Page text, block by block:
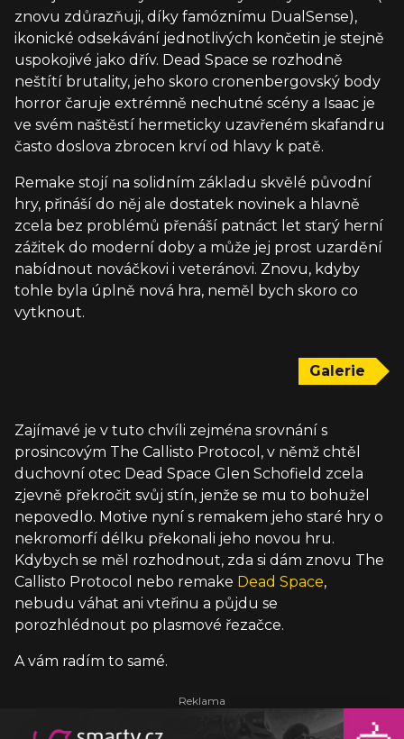
znovu zdůrazňuji, díky famóznímu DualSense),
ikonické odsekávání jednotlivých končetin je stejně
uspokojivé jako dřív. Dead Space se rozhodně
neštítí brutality, jeho skoro cronenbergovský body
horror čaruje extrémně nechutné scény a Isaac je
ve svém naštěstí hermeticky uzavřeném skafandru
často doslova zbrocen krví od hlavy k patě.
Remake stojí na solidním základu skvělé původní
hry, přináší do něj ale dostatek novinek a hlavně
zcela bez problémů přenáší patnáct let starý herní
zážitek do moderní doby a může jej prost uzardění
nabídnout nováčkovi i veteránovi. Znovu, kdyby
tohle byla úplně nová hra, neměl bych skoro co
vytknout.
Galerie
Zajímavé je v tuto chvíli zejména srovnání s
prosincovým The Callisto Protocol, v němž chtěl
duchovní otec Dead Space Glen Schofield zcela
zjevně překročit svůj stín, jenže se mu to bohužel
nepovedlo. Motive nyní s remakem jeho staré hry o
nekromorfí délku překonali jeho novou hru.
Kdybych se měl rozhodnout, zda si dám znovu The
Callisto Protocol nebo remake Dead Space,
nebudu váhat ani vteřinu a půjdu se
porozhlédnout po plasmové řezačce.
A vám radím to samé.